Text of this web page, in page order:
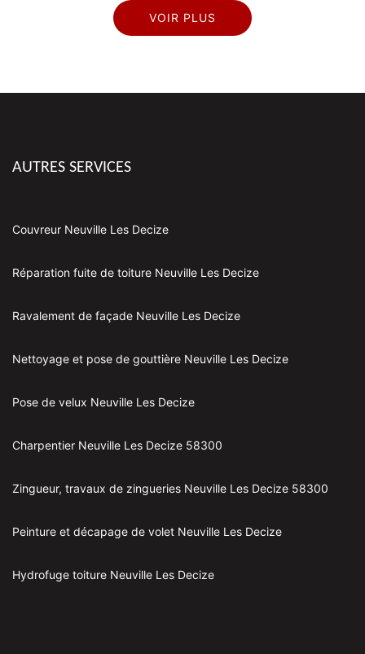
VOIR PLUS
AUTRES SERVICES
Couvreur Neuville Les Decize
Réparation fuite de toiture Neuville Les Decize
Ravalement de façade Neuville Les Decize
Nettoyage et pose de gouttière Neuville Les Decize
Pose de velux Neuville Les Decize
Charpentier Neuville Les Decize 58300
Zingueur, travaux de zingueries Neuville Les Decize 58300
Peinture et décapage de volet Neuville Les Decize
Hydrofuge toiture Neuville Les Decize